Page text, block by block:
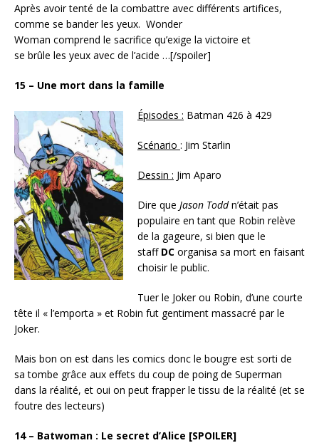
Après avoir tenté de la combattre avec différents artifices,
comme se bander les yeux. Wonder
Woman comprend le sacrifice qu’exige la victoire et
se brûle les yeux avec de l’acide …[/spoiler]
15 – Une mort dans la famille
Épisodes : Batman 426 à 429
Scénario : Jim Starlin
Dessin : Jim Aparo
Dire que Jason Toddn’était pas
populaire en tant que Robin relève
de la gageure, si bien que le
staff DC organisa sa mort en faisant
choisir le public.
Tuer le Joker ou Robin, d’une courte
tête il « l’emporta » et Robin fut gentiment massacré par le
Joker.
Mais bon on est dans les comics donc le bougre est sorti de
sa tombe grâce aux effets du coup de poing de Superman
dans la réalité, et oui on peut frapper le tissu de la réalité (et se
foutre des lecteurs)
14 – Batwoman : Le secret d’Alice [SPOILER]